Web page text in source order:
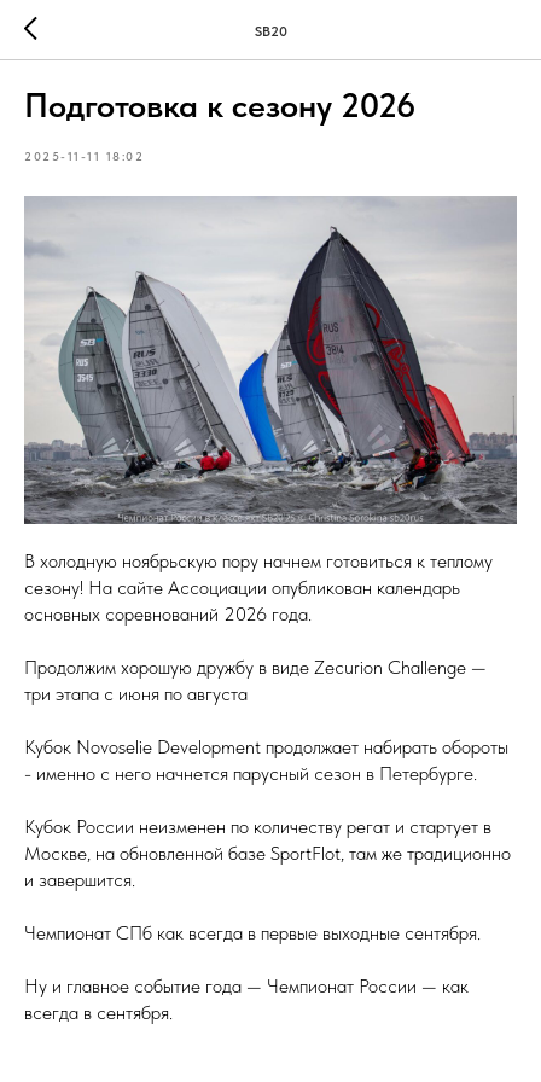
SB20
Подготовка к сезону 2026
2025-11-11 18:02
В холодную ноябрьскую пору начнем готовиться к теплому
сезону! На сайте Ассоциации опубликован календарь
основных соревнований 2026 года.
Продолжим хорошую дружбу в виде Zecurion Challenge —
три этапа с июня по августа
Кубок Novoselie Development продолжает набирать обороты
- именно с него начнется парусный сезон в Петербурге.
Кубок России неизменен по количеству регат и стартует в
Москве, на обновленной базе SportFlot, там же традиционно
и завершится.
Чемпионат СПб как всегда в первые выходные сентября.
Ну и главное событие года — Чемпионат России — как
всегда в сентября.